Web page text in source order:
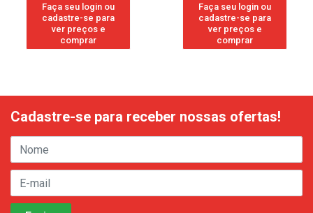
Faça seu login ou
cadastre-se para
ver preços e
comprar
Faça seu login ou
cadastre-se para
ver preços e
comprar
Cadastre-se para receber nossas ofertas!